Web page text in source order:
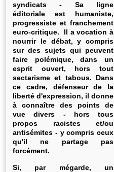
syndicats - Sa ligne
éditoriale est humaniste,
progressiste et franchement
euro-critique. Il a vocation à
nourrir le débat, y compris
sur des sujets qui peuvent
faire polémique, dans un
esprit ouvert, hors tout
sectarisme et tabous. Dans
ce cadre, défenseur de la
liberté d'expression, il donne
à connaître des points de
vue divers - hors tous
propos racistes et/ou
antisémites - y compris ceux
qu'il ne partage pas
forcément.
Si, par mégarde, un